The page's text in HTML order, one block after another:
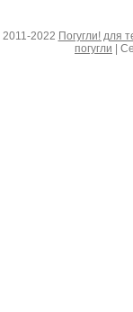
2011-2022 Погугли! для
погугли |